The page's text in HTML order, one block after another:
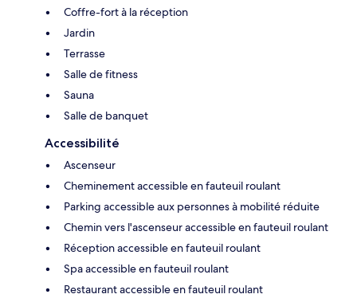
Coffre-fort à la réception
Jardin
Terrasse
Salle de fitness
Sauna
Salle de banquet
Accessibilité
Ascenseur
Cheminement accessible en fauteuil roulant
Parking accessible aux personnes à mobilité réduite
Chemin vers l'ascenseur accessible en fauteuil roulant
Réception accessible en fauteuil roulant
Spa accessible en fauteuil roulant
Restaurant accessible en fauteuil roulant